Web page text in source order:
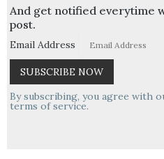
And get notified everytime
post.
Email Address
By subscribing, you agree with
terms of service.